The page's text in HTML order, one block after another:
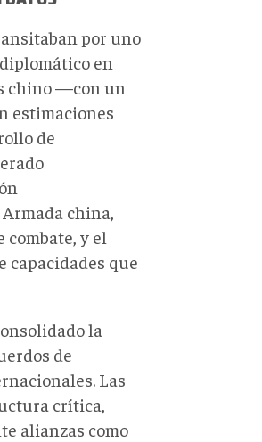
por uno
en
chino —con un
estimaciones
de
china,
y el
capacidades que
la
de
Las
crítica,
alianzas como